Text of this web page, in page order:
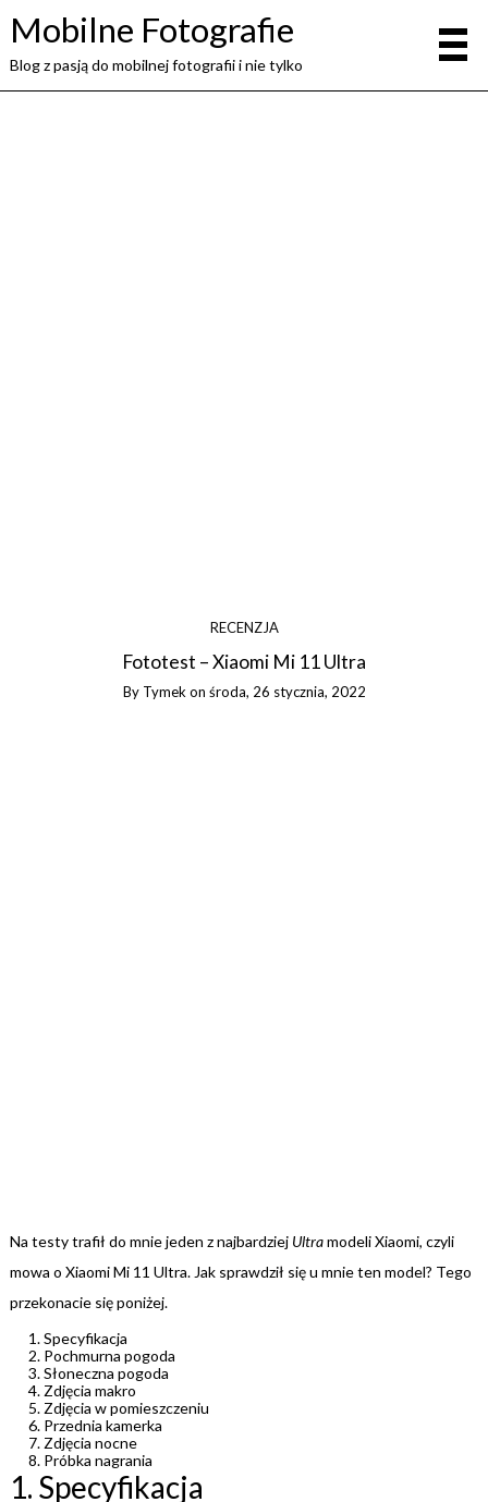
Mobilne Fotografie
Blog z pasją do mobilnej fotografii i nie tylko
RECENZJA
Fototest – Xiaomi Mi 11 Ultra
By Tymek on środa, 26 stycznia, 2022
Na testy trafił do mnie jeden z najbardziej Ultramodeli Xiaomi, czyli
mowa o Xiaomi Mi 11 Ultra. Jak sprawdził się u mnie ten model? Tego
przekonacie się poniżej.
Specyfikacja
Pochmurna pogoda
Słoneczna pogoda
Zdjęcia makro
Zdjęcia w pomieszczeniu
Przednia kamerka
Zdjęcia nocne
Próbka nagrania
1. Specyfikacja